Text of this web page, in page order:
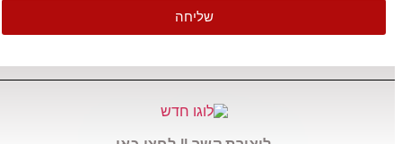
שליחה